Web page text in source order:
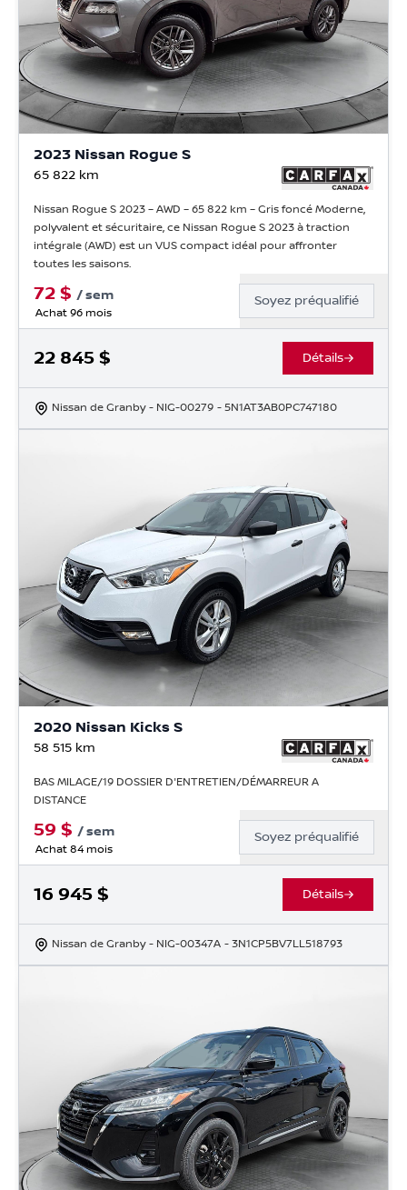
2023 Nissan Rogue S
65 822 km
Nissan Rogue S 2023 – AWD – 65 822 km – Gris foncé Moderne,
polyvalent et sécuritaire, ce Nissan Rogue S 2023 à traction
intégrale (AWD) est un VUS compact idéal pour affronter
toutes les saisons.
72 $ /sem
Achat 96 mois
Soyez préqualifié
22 845 $ Détails
Nissan de Granby - NIG-00279 - 5N1AT3AB0PC747180
2020 Nissan Kicks S
58 515 km
BAS MILAGE/19 DOSSIER D'ENTRETIEN/DÉMARREUR A
DISTANCE
59 $ /sem
Achat 84 mois
Soyez préqualifié
16 945 $ Détails
Nissan de Granby - NIG-00347A - 3N1CP5BV7LL518793